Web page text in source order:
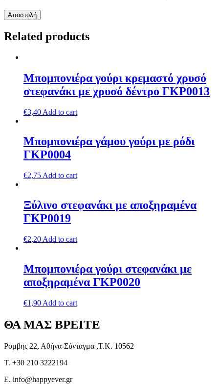
Related products
Μπομπονιέρα γούρι κρεμαστό χρυσό
στεφανάκι με χρυσό δέντρο ΓΚΡ0013
€3,40 Add to cart
Μπομπονιέρα γάμου γούρι με ρόδι
ΓΚΡ0004
€2,75 Add to cart
Ξύλινο στεφανάκι με αποξηραμένα
ΓΚΡ0019
€2,20 Add to cart
Μπομπονιέρα γούρι στεφανάκι με
αποξηραμένα ΓΚΡ0020
€1,90 Add to cart
ΘΑ ΜΑΣ ΒΡΕΙΤΕ
Ρομβης 22, Αθήνα-Σύνταγμα ,Τ.Κ. 10562
T. +30 210 3222194
E. info@happyever.gr